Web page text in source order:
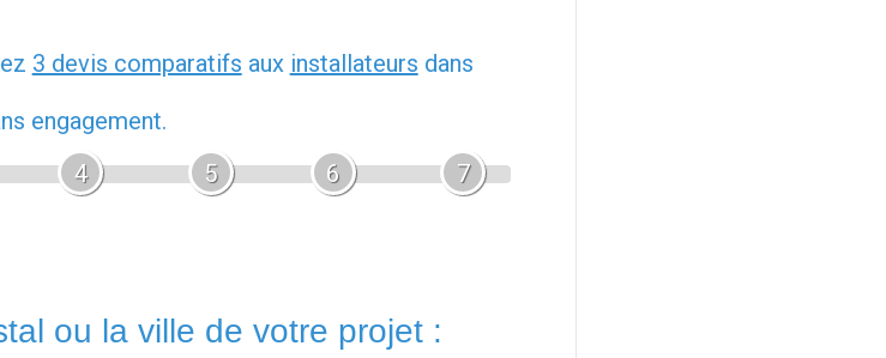
3 devis comparatifs aux installateurs dans
engagement.
4 5 6 7
ou la ville de votre projet :